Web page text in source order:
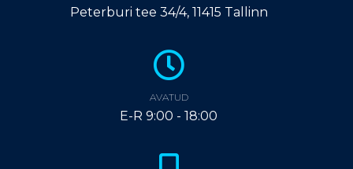
Peterburi tee 34/4, 11415 Tallinn
AVATUD
E-R 9:00 - 18:00